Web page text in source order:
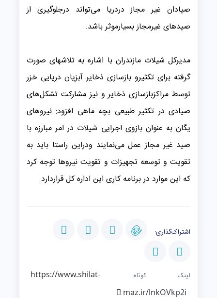
صیادان غیر مجاز دردریا می‌تواند درجلوگیری از
صیدهای غیرمجاز بسیارموثر باشد.
مدیرکل شیلات مازندران با اشاره به تلاشهای صورت
گرفته برای تکثیرو بازسازی ذخایر آبزیان دریایی خزر
توسط مراکزبازسازی ذخایر و نیز مشارکت تشکل‌های
صیادی در تکثیر طبیعی بچه ماهی افزود: نیروهای
یگان به عنوان بازوی اجرایی شیلات در امر مبارزه با
صید غیر مجاز عمل می‌نمایند ودراین راستا باید به
تقویت و توسعه تجهیزات و تقویت نیروها توجه کرد
که این موارد در برنامه کاری این اداره کل قراردارد.
اشتراک‌گذاری:
لینک کوتاه:https://www.shilat-
maz.ir/lnkOVkp2i